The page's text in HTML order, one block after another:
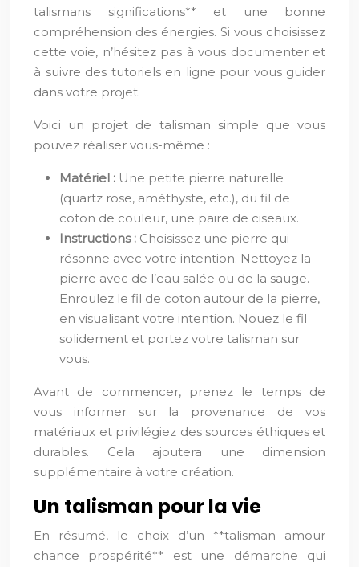
talismans significations** et une bonne
compréhension des énergies. Si vous choisissez
cette voie, n’hésitez pas à vous documenter et
à suivre des tutoriels en ligne pour vous guider
dans votre projet.
Voici un projet de talisman simple que vous
pouvez réaliser vous-même :
Matériel : Une petite pierre naturelle
(quartz rose, améthyste, etc.), du fil de
coton de couleur, une paire de ciseaux.
Instructions : Choisissez une pierre qui
résonne avec votre intention. Nettoyez la
pierre avec de l’eau salée ou de la sauge.
Enroulez le fil de coton autour de la pierre,
en visualisant votre intention. Nouez le fil
solidement et portez votre talisman sur
vous.
Avant de commencer, prenez le temps de
vous informer sur la provenance de vos
matériaux et privilégiez des sources éthiques et
durables. Cela ajoutera une dimension
supplémentaire à votre création.
Un talisman pour la vie
En résumé, le choix d’un **talisman amour
chance prospérité** est une démarche qui